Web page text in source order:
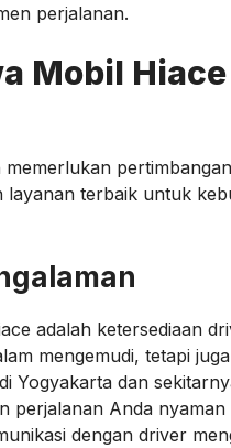
perjalanan.
Mobil
terbaik untuk
adalah ketersediaan
mengemudi, tetapi
Yogyakarta dan
perjalanan Anda nyaman
dengan driver